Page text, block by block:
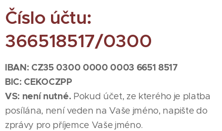
Číslo účtu:
366518517/0300
IBAN: CZ35 0300 0000 0003 6651 8517
BIC: CEKOCZPP
VS: není nutné. Pokud účet, ze kterého je platba
posílána, není veden na Vaše jméno, napište do
zprávy pro příjemce Vaše jméno.